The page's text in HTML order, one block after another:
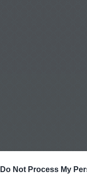
Do Not Process My